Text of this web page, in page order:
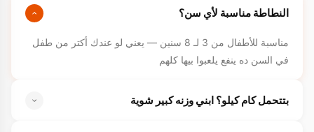
النطاطة مناسبة لأي سن؟
مناسبة للأطفال من 3 لـ 8 سنين — يعني لو عندك أكتر من طفل
في السن ده ينفع يلعبوا بيها كلهم
بتتحمل كام كيلو؟ ابني وزنه كبير شوية